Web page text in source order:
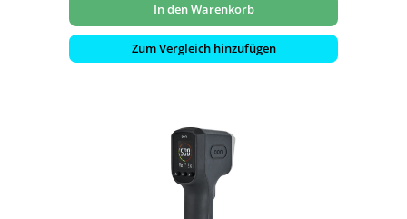
In den Warenkorb
Zum Vergleich hinzufügen